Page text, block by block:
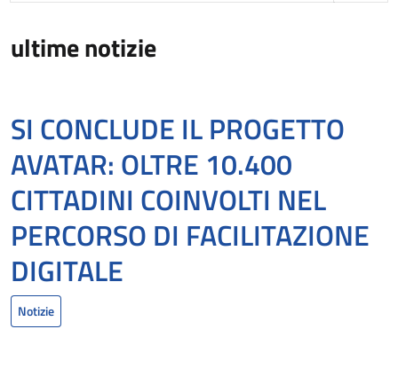
ultime notizie
SI CONCLUDE IL PROGETTO
AVATAR: OLTRE 10.400
CITTADINI COINVOLTI NEL
PERCORSO DI FACILITAZIONE
DIGITALE
Notizie